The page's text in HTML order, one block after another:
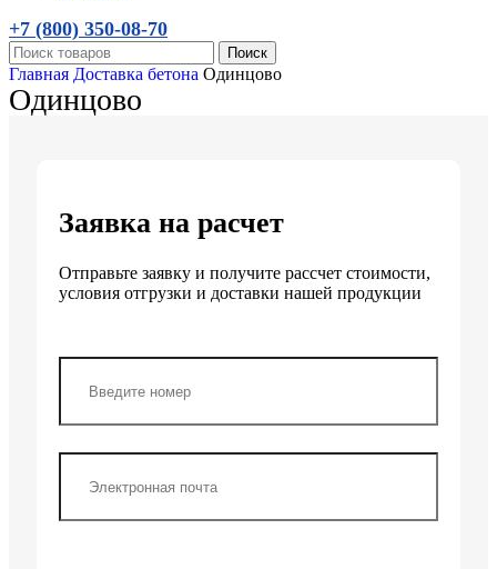
+7 (800) 350-08-70
Поиск
Главная Доставка бетона Одинцово
Одинцово
Заявка на расчет
Отправьте заявку и получите рассчет стоимости,
условия отгрузки и доставки нашей продукции